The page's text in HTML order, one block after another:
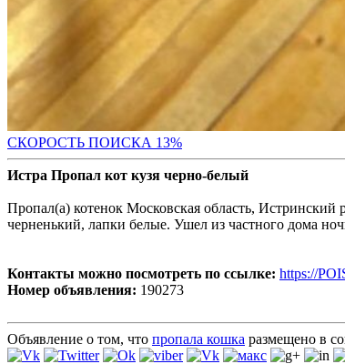
СКОРОСТЬ ПОИСКА 13%
Истра Пропал кот кузя черно-белый
Пропал(а) котенок Московская область, Истринский
черненький, лапки белые. Ушел из частного дома
Контакты можно посмотреть по ссылке: https://
Номер объявления: 190273
Объявление о том, что пропала кошка размещено в